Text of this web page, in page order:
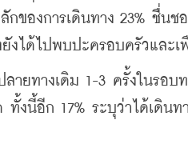
องการเดินทาง 23% ชื่นช
ได้ไปพบปะครอบครัวและเ
ยทางเดิม 1-3 ครั้งในรอบ
งนี้อีก 17% ระบุว่าได้เดิน